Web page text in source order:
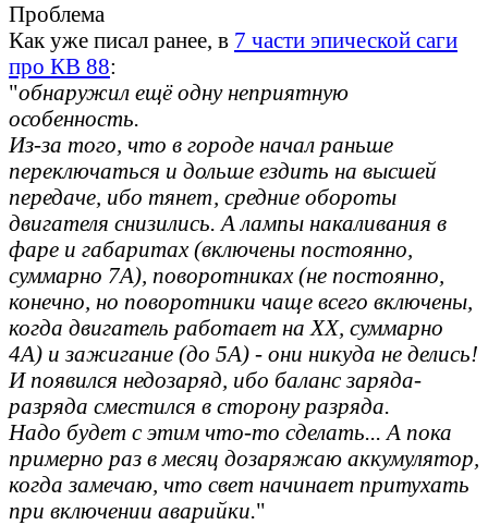
Проблема
Как уже писал ранее, в 7 части эпической саги
про КВ 88:
"обнаружил ещё одну неприятную
особенность.
Из-за того, что в городе начал раньше
переключаться и дольше ездить на высшей
передаче, ибо тянет, средние обороты
двигателя снизились. А лампы накаливания в
фаре и габаритах (включены постоянно,
суммарно 7А), поворотниках (не постоянно,
конечно, но поворотники чаще всего включены,
когда двигатель работает на ХХ, суммарно
4А) и зажигание (до 5А) - они никуда не делись!
И появился недозаряд, ибо баланс заряда-
разряда сместился в сторону разряда.
Надо будет с этим что-то сделать... А пока
примерно раз в месяц дозаряжаю аккумулятор,
когда замечаю, что свет начинает притухать
при включении аварийки."